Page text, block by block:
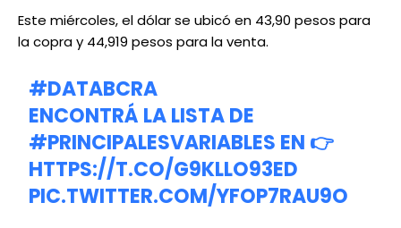
Este miércoles, el dólar se ubicó en 43,90 pesos para
la copra y 44,919 pesos para la venta.
#DATABCRA
ENCONTRÁ LA LISTA DE
#PRINCIPALESVARIABLES EN 👉
HTTPS://T.CO/G9KLLO93ED
PIC.TWITTER.COM/YFOP7RAU9O